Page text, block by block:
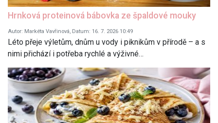
Hrnková proteinová bábovka ze špaldové mouky
Autor: Markéta Vavřinová, Datum: 16. 7. 2026 10:49
Léto přeje výletům, dnům u vody i piknikům v přírodě – a s
nimi přichází i potřeba rychlé a výživné…